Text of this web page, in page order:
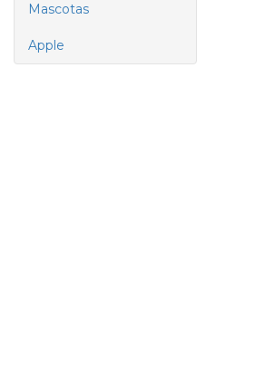
Mascotas
Apple